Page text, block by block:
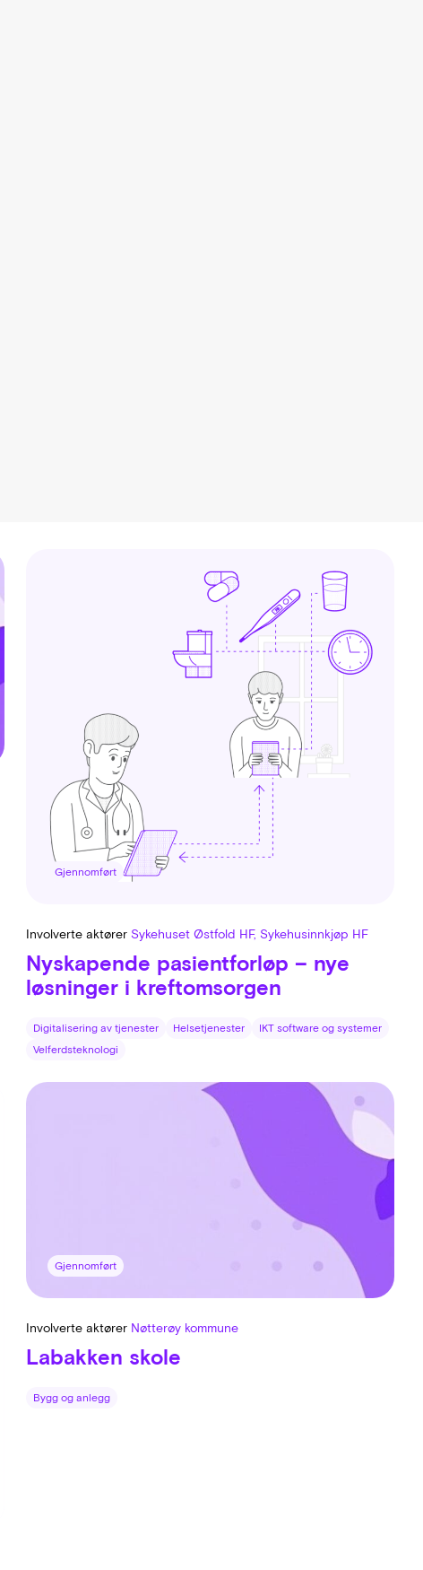
Gjennomført
Involverte aktørerSykehuset Østfold HF, Sykehusinnkjøp HF
Nyskapende pasientforløp – nye
løsninger i kreftomsorgen
Digitalisering av tjenester Helsetjenester
IKT software og systemer
Velferdsteknologi
Gjennomført
Involverte aktører Nøtterøy kommune
Labakken skole
Bygg og anlegg